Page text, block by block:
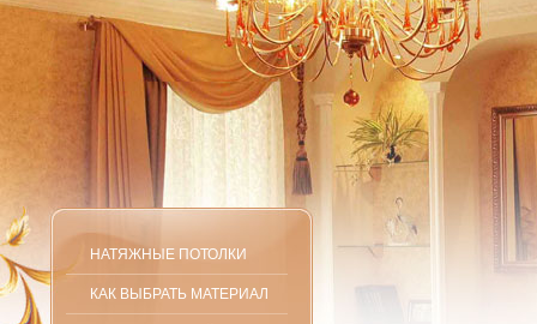
НАТЯЖНЫЕ ПОТОЛКИ
КАК ВЫБРАТЬ МАТЕРИАЛ